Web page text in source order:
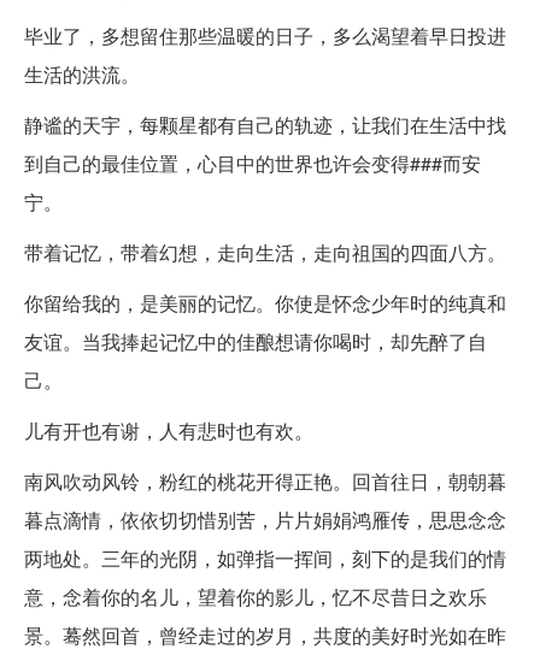
毕业了，多想留住那些温暖的日子，多么渴望着早日投进
生活的洪流。
静谧的天宇，每颗星都有自己的轨迹，让我们在生活中找
到自己的最佳位置，心目中的世界也许会变得###而安
宁。
带着记忆，带着幻想，走向生活，走向祖国的四面八方。
你留给我的，是美丽的记忆。你使是怀念少年时的纯真和
友谊。当我捧起记忆中的佳酿想请你喝时，却先醉了自
己。
儿有开也有谢，人有悲时也有欢。
南风吹动风铃，粉红的桃花开得正艳。回首往日，朝朝暮
暮点滴情，依依切切惜别苦，片片娟娟鸿雁传，思思念念
两地处。三年的光阴，如弹指一挥间，刻下的是我们的情
意，念着你的名儿，望着你的影儿，忆不尽昔日之欢乐
景。蓦然回首，曾经走过的岁月，共度的美好时光如在昨